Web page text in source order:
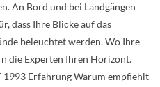
An Bord und bei Landgängen
dass Ihre Blicke auf das
beleuchtet werden. Wo Ihre
die Experten Ihren Horizont.
1993 Erfahrung Warum empfiehlt